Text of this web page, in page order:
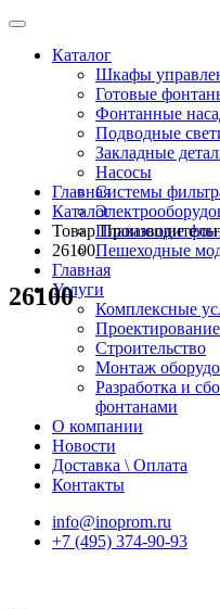
Каталог
Шкафы
Готовые
Фонтанные
Подводные
Закладные
Насосы
Системы
Плавающие
Пешеходные
Главная
Услуги
Комплексные
Строительство
Монтаж
Разработка и
фонтанами
О компании
Новости
Доставка \ Оплата
Контакты
info@inoprom.ru
+7 (495) 374-90-93
Главная
Каталог
Товар
26100
26100